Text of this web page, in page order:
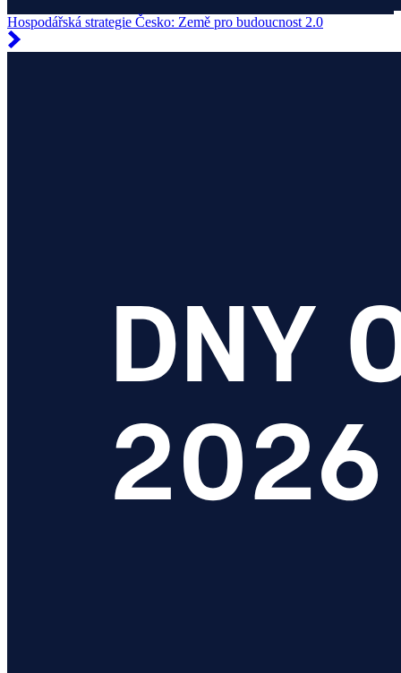
Hospodářská strategie Česko: Země pro budoucnost 2.0